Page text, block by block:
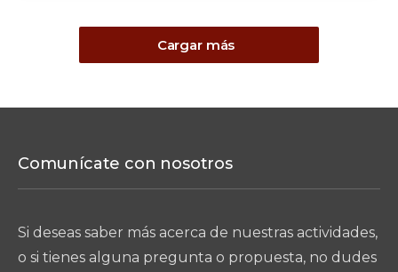
Cargar más
Comunícate con nosotros
Si deseas saber más acerca de nuestras actividades,
o si tienes alguna pregunta o propuesta, no dudes